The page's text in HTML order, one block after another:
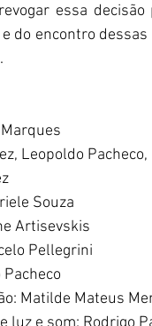
essa
do encontro
Leopoldo
Souza
Artisevskis
Pellegrini
Matilde Mateus